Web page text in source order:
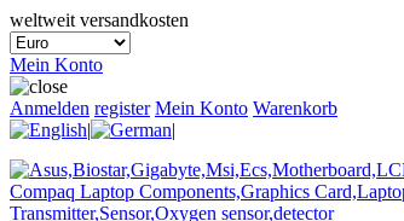
weltweit versandkosten
Mein Konto
Anmelden register Mein Konto Warenkorb
| |